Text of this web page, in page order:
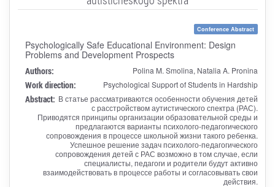
Conference Abstract
Psychologically Safe Educational Environment: Design
Problems and Development Prospects
Authors: Polina M. Smolina, Natalia A. Pronina
Work direction: Psychological Support of Students in Hardship
Abstract: В статье рассматриваются особенности обучения детей
с расстройством аутистического спектра (РАС).
Приводятся принципы организации образовательной среды и
предлагаются варианты психолого-педагогического
сопровождения в процессе школьной жизни такого ребенка.
Успешное решение задач психолого-педагогического
сопровождения детей с РАС возможно в том случае, если
специалисты, педагоги и родители будут активно
взаимодействовать в процессе работы и согласовывать свои
действия.